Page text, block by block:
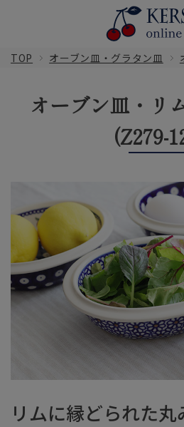
TOP オーブン皿・グラタン皿
オーブン皿・リ
(Z279-
リムに縁どられた